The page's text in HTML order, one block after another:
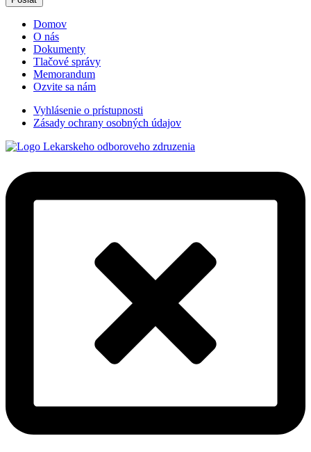
Domov
O nás
Dokumenty
Tlačové správy
Memorandum
Ozvite sa nám
Vyhlásenie o prístupnosti
Zásady ochrany osobných údajov